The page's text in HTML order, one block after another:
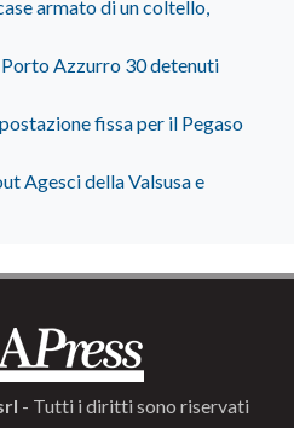
armato di un coltello,
Porto Azzurro 30 detenuti
fissa per il Pegaso
Agesci della Valsusa e
- Tutti i diritti sono riservati